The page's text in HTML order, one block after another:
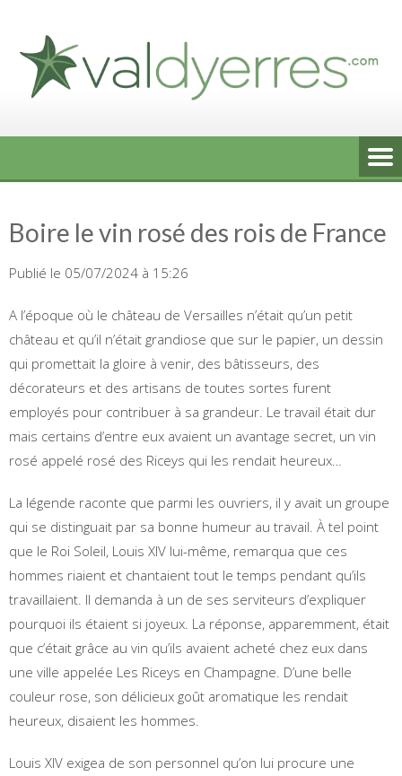
content
Boire le vin rosé des rois de France
Publié le 05/07/2024 à 15:26
A l’époque où le château de Versailles n’était qu’un petit
château et qu’il n’était grandiose que sur le papier, un dessin
qui promettait la gloire à venir, des bâtisseurs, des
décorateurs et des artisans de toutes sortes furent
employés pour contribuer à sa grandeur. Le travail était dur
mais certains d’entre eux avaient un avantage secret, un vin
rosé appelé rosé des Riceys qui les rendait heureux…
La légende raconte que parmi les ouvriers, il y avait un groupe
qui se distinguait par sa bonne humeur au travail. À tel point
que le Roi Soleil, Louis XIV lui-même, remarqua que ces
hommes riaient et chantaient tout le temps pendant qu’ils
travaillaient. Il demanda à un de ses serviteurs d’expliquer
pourquoi ils étaient si joyeux. La réponse, apparemment, était
que c’était grâce au vin qu’ils avaient acheté chez eux dans
une ville appelée Les Riceys en Champagne. D’une belle
couleur rose, son délicieux goût aromatique les rendait
heureux, disaient les hommes.
Louis XIV exigea de son personnel qu’on lui procure une